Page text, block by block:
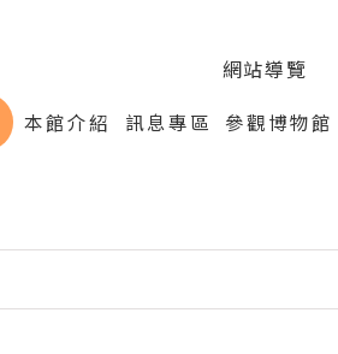
網站導覽
本館介紹 訊息專區 參觀博物館